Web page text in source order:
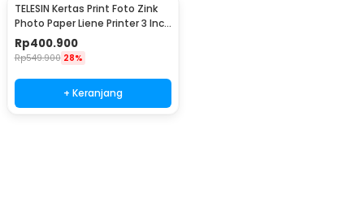
TELESIN Kertas Print Foto Zink
Photo Paper Liene Printer 3 Inch
- P7-PLP-01
Rp400.900
Rp549.900 28%
+ Keranjang